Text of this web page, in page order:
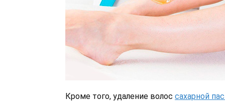
Кроме того, удаление волос сахарной